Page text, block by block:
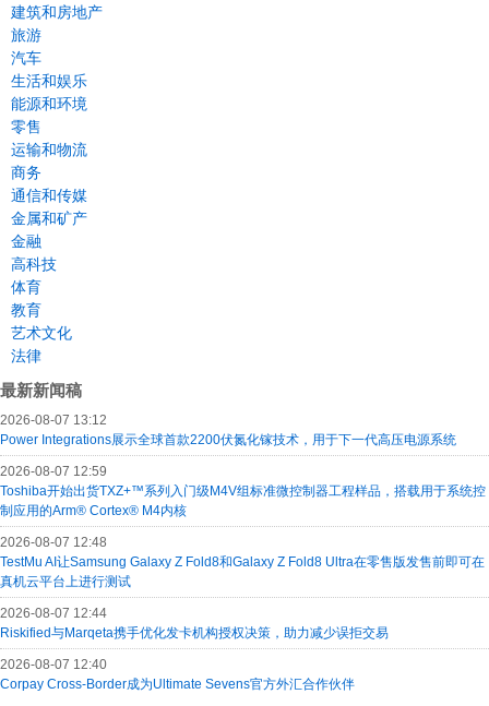
建筑和房地产
旅游
汽车
生活和娱乐
能源和环境
零售
运输和物流
商务
通信和传媒
金属和矿产
金融
高科技
体育
教育
艺术文化
法律
最新新闻稿
2026-08-07 13:12
Power Integrations展示全球首款2200伏氮化镓技术，用于下一代高压电源系统
2026-08-07 12:59
Toshiba开始出货TXZ+™系列入门级M4V组标准微控制器工程样品，搭载用于系统控
制应用的Arm® Cortex® M4内核
2026-08-07 12:48
TestMu AI让Samsung Galaxy Z Fold8和Galaxy Z Fold8 Ultra在零售版发售前即可在
真机云平台上进行测试
2026-08-07 12:44
Riskified与Marqeta携手优化发卡机构授权决策，助力减少误拒交易
2026-08-07 12:40
Corpay Cross-Border成为Ultimate Sevens官方外汇合作伙伴